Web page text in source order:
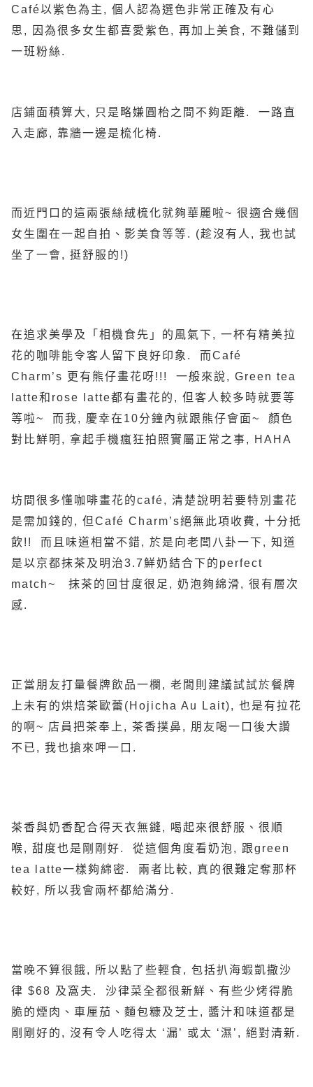
Café以紫色為主, 個人認為選色非常正確及有心
思, 因為很多女生都喜愛紫色, 再加上美食, 不難儲到
一班粉絲.
店鋪面積算大, 只是略嫌圓枱之間不夠距離. 一路直
入走廊, 靠牆一邊是梳化椅.
而近門口的這兩張絲絨梳化就夠華麗啦~ 很適合幾個
女生圍在一起自拍、影美食等等. (趁沒有人, 我也試
坐了一會, 挺舒服的!)
在追求美學及「相機食先」的風氣下, 一杯有精美拉
花的咖啡能令客人留下良好印象. 而Café
Charm’s 更有熊仔畫花呀!!! 一般來說, Green tea
latte和rose latte都有畫花的, 但客人較多時就要等
等啦~ 而我, 慶幸在10分鐘內就跟熊仔會面~ 顏色
對比鮮明, 拿起手機瘋狂拍照實屬正常之事, HAHA
坊間很多懂咖啡畫花的café, 清楚說明若要特別畫花
是需加錢的, 但Café Charm’s絕無此項收費, 十分抵
飲!! 而且味道相當不錯, 於是向老闆八卦一下, 知道
是以京都抹茶及明治3.7鮮奶結合下的perfect
match~ 抹茶的回甘度很足, 奶泡夠綿滑, 很有層次
感.
正當朋友打量餐牌飲品一欄, 老闆則建議試試於餐牌
上未有的烘焙茶歐蕾(Hojicha Au Lait), 也是有拉花
的啊~ 店員把茶奉上, 茶香撲鼻, 朋友喝一口後大讚
不已, 我也搶來呷一口.
茶香與奶香配合得天衣無鏠, 喝起來很舒服、很順
喉, 甜度也是剛剛好. 從這個角度看奶泡, 跟green
tea latte一樣夠綿密. 兩者比較, 真的很難定奪那杯
較好, 所以我會兩杯都給滿分.
當晚不算很餓, 所以點了些輕食, 包括扒海蝦凱撒沙
律 $68 及窩夫. 沙律菜全都很新鮮、有些少烤得脆
脆的煙肉、車厘茄、麵包糠及芝士, 醬汁和味道都是
剛剛好的, 沒有令人吃得太 ‘漏’ 或太 ‘濕’, 絕對清新.